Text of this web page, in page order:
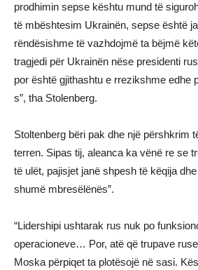
prodhimin sepse kështu mund të
të mbështesim Ukrainën, sepse është
rëndësishme të vazhdojmë ta bëjmë
tragjedi për Ukrainën nëse presidenti
por është gjithashtu e rrezikshme edhe
s”, tha Stolenberg.
Stoltenberg bëri pak dhe një përshkrim
terren. Sipas tij, aleanca ka vënë re se
të ulët, pajisjet janë shpesh të këqija
shumë mbresëlënës”.
“Lidershipi ushtarak rus nuk po
operacioneve… Por, atë që trupave
Moska përpiqet ta plotësojë në sasi.